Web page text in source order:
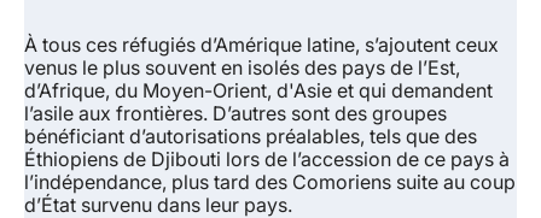
À tous ces réfugiés d’Amérique latine, s’ajoutent ceux
venus le plus souvent en isolés des pays de l’Est,
d’Afrique, du Moyen-Orient, d'Asie et qui demandent
l’asile aux frontières. D’autres sont des groupes
bénéficiant d’autorisations préalables, tels que des
Éthiopiens de Djibouti lors de l’accession de ce pays à
l’indépendance, plus tard des Comoriens suite au coup
d’État survenu dans leur pays.